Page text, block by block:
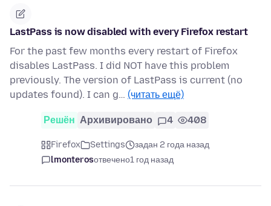
LastPass is now disabled with every Firefox restart
For the past few months every restart of Firefox
disables LastPass. I did NOT have this problem
previously. The version of LastPass is current (no
updates found). I can g… (читать ещё)
Решён Архивировано 4 408
Firefox Settings
задан 2 года назад
lmonterosотвечено1 год назад